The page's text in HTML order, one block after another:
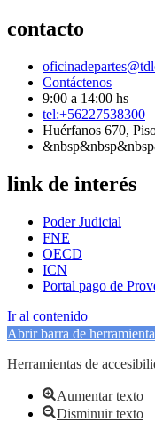
contacto
Contáctenos
9:00 a 14:00 hs
tel:+56227538300
Huérfanos 670,
link de interés
Poder Judicial
FNE
OECD
ICN
Portal pago de
Ir al contenido
Abrir barra de
Herramientas de
Aumentar texto
Disminuir texto